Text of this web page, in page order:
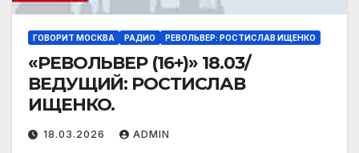
ГОВОРИТ МОСКВА РАДИО РЕВОЛЬВЕР: РОСТИСЛАВ ИЩЕНКО
«РЕВОЛЬВЕР (16+)» 18.03/
ВЕДУЩИЙ: РОСТИСЛАВ
ИЩЕНКО.
18.03.2026 ADMIN